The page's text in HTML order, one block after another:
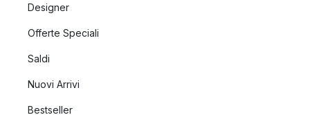
Designer
Offerte Speciali
Saldi
Nuovi Arrivi
Bestseller